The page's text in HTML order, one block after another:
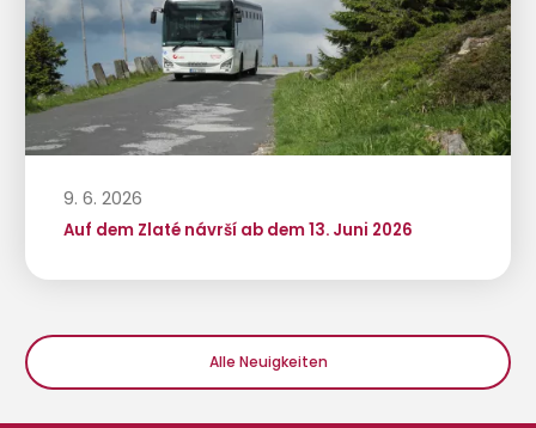
9. 6. 2026
Auf dem Zlaté návrší ab dem 13. Juni 2026
Alle Neuigkeiten